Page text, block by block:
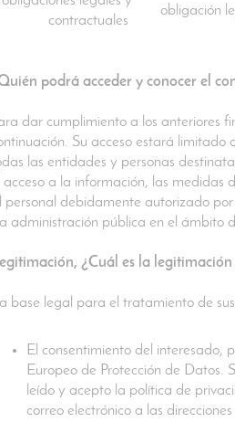
contractuales
obligación
podrá acceder y conocer el
dar cumplimiento a los anteriores
Su acceso estará limitado
las entidades y personas
acceso a la información, las medidas
personal debidamente autorizado
administración pública en el ámbito
¿Cuál es la
base legal para el tratamiento de
El consentimiento del interesado,
Europeo de Protección de Datos.
leído y acepto la política de
correo electrónico a las